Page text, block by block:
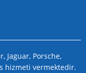
Jaguar, Porsche,
hizmeti vermektedir.